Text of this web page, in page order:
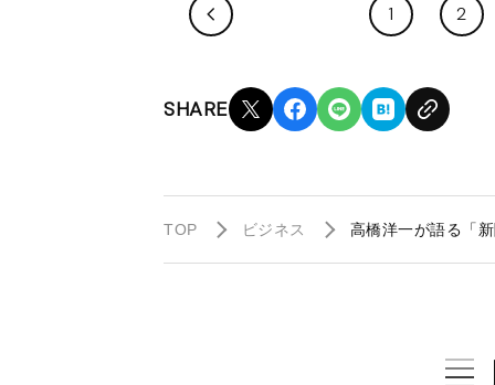
1 2
SHARE
TOP ビジネス 高橋洋一が語る「